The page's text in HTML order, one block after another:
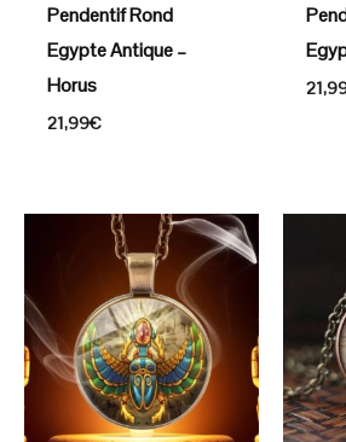
Pendentif Rond
Egypte Antique –
Horus
21,99€